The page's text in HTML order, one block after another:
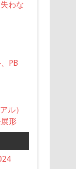
わな
PB
ル）
形